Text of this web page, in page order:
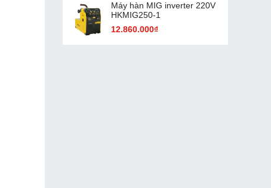
Máy hàn MIG inverter 220V
HKMIG250-1
12.860.000₫